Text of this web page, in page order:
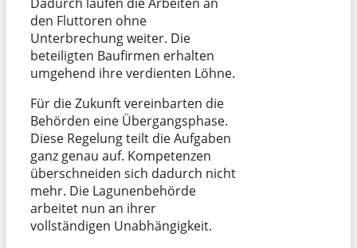
den Fluttoren ohne
Unterbrechung weiter. Die
beteiligten Baufirmen erhalten
umgehend ihre verdienten Löhne.
Für die Zukunft vereinbarten die
Behörden eine Übergangsphase.
Diese Regelung teilt die Aufgaben
ganz genau auf. Kompetenzen
überschneiden sich dadurch nicht
mehr. Die Lagunenbehörde
arbeitet nun an ihrer
vollständigen Unabhängigkeit.